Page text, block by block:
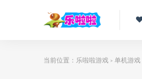
当前位置： 乐啦啦游戏 > 单机游戏